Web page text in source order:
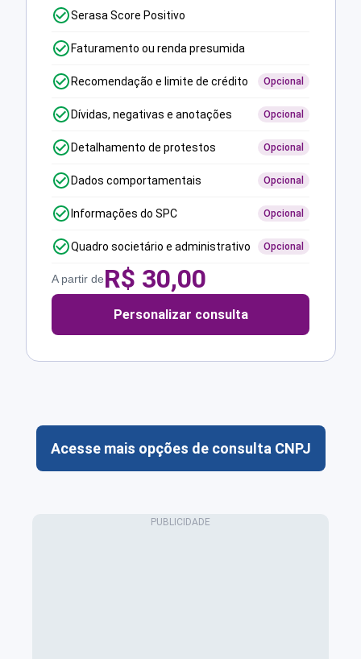
Serasa Score Positivo
Faturamento ou renda presumida
Recomendação e limite de crédito Opcional
Dívidas, negativas e anotações Opcional
Detalhamento de protestos Opcional
Dados comportamentais Opcional
Informações do SPC Opcional
Quadro societário e administrativo Opcional
A partir deR$ 30,00
Personalizar consulta
Acesse mais opções de consulta CNPJ